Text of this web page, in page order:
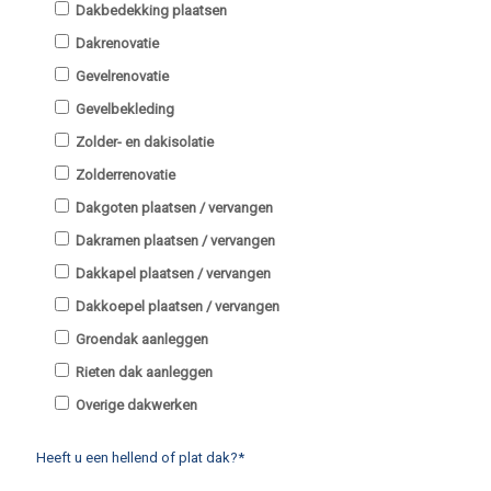
Dakbedekking plaatsen
Dakrenovatie
Gevelrenovatie
Gevelbekleding
Zolder- en dakisolatie
Zolderrenovatie
Dakgoten plaatsen / vervangen
Dakramen plaatsen / vervangen
Dakkapel plaatsen / vervangen
Dakkoepel plaatsen / vervangen
Groendak aanleggen
Rieten dak aanleggen
Overige dakwerken
Heeft u een hellend of plat dak?*